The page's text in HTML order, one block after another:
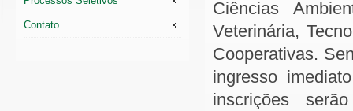
Ciências
Veterinária,
Cooperativas.
ingresso
inscrições
Contato